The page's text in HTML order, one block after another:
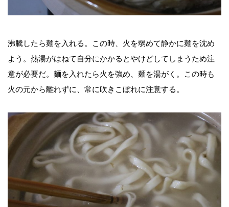
沸騰したら麺を入れる。この時、火を弱めて静かに麺を沈め
よう。熱湯がはねて自分にかかるとやけどしてしまうため注
意が必要だ。麺を入れたら火を強め、麺を湯がく。この時も
火の元から離れずに、常に吹きこぼれに注意する。